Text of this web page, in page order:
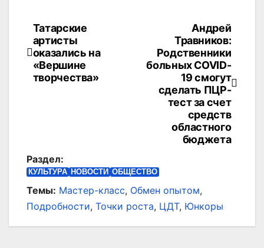
Навигация
по
записям
Андрей
Травников:
Родственники
больных COVID-
19 смогут
сделать ПЦР-
тест за счет
средств
областного
бюджета
Татарские
артисты
оказались на
«Вершине
творчества»
Раздел:
КУЛЬТУРА НОВОСТИ ОБЩЕСТВО
Темы: Мастер-класс, Обмен опытом,
Подробности, Точки роста, ЦДТ, Юнкоры